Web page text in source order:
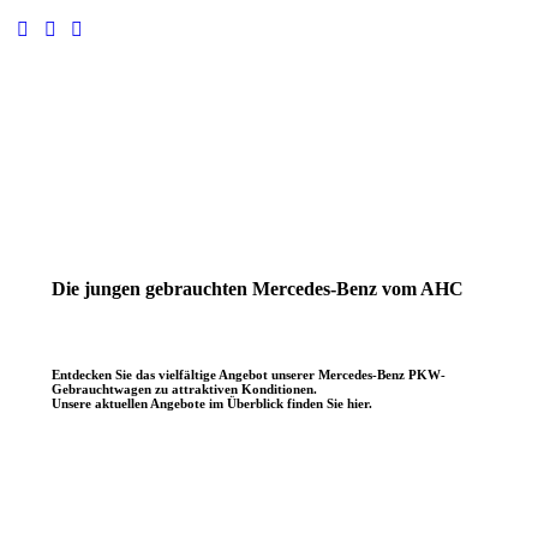
Die jungen gebrauchten Mercedes-Benz vom AHC
Entdecken Sie das vielfältige Angebot unserer Mercedes-Benz PKW-
Gebrauchtwagen zu attraktiven Konditionen.
Unsere aktuellen Angebote im Überblick finden Sie hier.